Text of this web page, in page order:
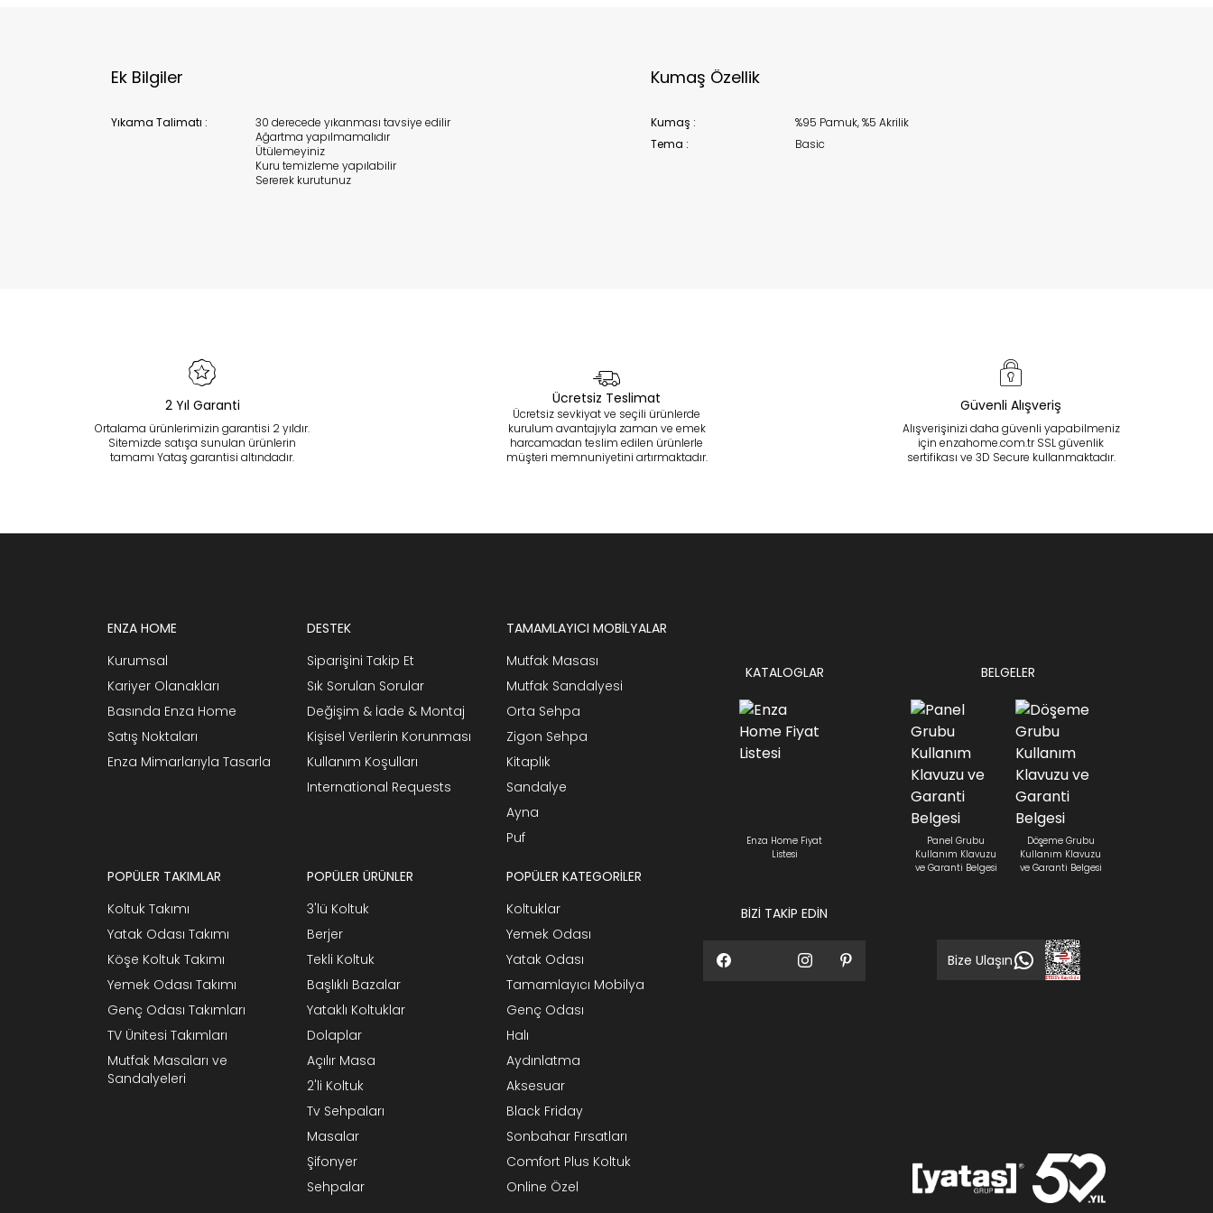
Ek Bilgiler
Yıkama Talimatı :
30 derecede yıkanması tavsiye edilir
Ağartma yapılmamalıdır
Ütülemeyiniz
Kuru temizleme yapılabilir
Sererek kurutunuz
Kumaş Özellik
Kumaş :
%95 Pamuk, %5 Akrilik
Tema :
Basic
2 Yıl Garanti
Ortalama ürünlerimizin garantisi 2 yıldır.
Sitemizde satışa sunulan ürünlerin
tamamı Yataş garantisi altındadır.
Ücretsiz Teslimat
Ücretsiz sevkiyat ve seçili ürünlerde
kurulum avantajıyla zaman ve emek
harcamadan teslim edilen ürünlerle
müşteri memnuniyetini artırmaktadır.
Güvenli Alışveriş
Alışverişinizi daha güvenli yapabilmeniz
için enzahome.com.tr SSL güvenlik
sertifikası ve 3D Secure kullanmaktadır.
ENZA HOME
Kurumsal
Kariyer Olanakları
Basında Enza Home
Satış Noktaları
Enza Mimarlarıyla Tasarla
DESTEK
Siparişini Takip Et
Sık Sorulan Sorular
Değişim & İade & Montaj
Kişisel Verilerin Korunması
Kullanım Koşulları
International Requests
TAMAMLAYICI MOBİLYALAR
Mutfak Masası
Mutfak Sandalyesi
Orta Sehpa
Zigon Sehpa
Kitaplık
Sandalye
Ayna
Puf
POPÜLER TAKIMLAR
Koltuk Takımı
Yatak Odası Takımı
Köşe Koltuk Takımı
Yemek Odası Takımı
Genç Odası Takımları
TV Ünitesi Takımları
Mutfak Masaları ve
Sandalyeleri
POPÜLER ÜRÜNLER
3'lü Koltuk
Berjer
Tekli Koltuk
Başlıklı Bazalar
Yataklı Koltuklar
Dolaplar
Açılır Masa
2'li Koltuk
Tv Sehpaları
Masalar
Şifonyer
Sehpalar
POPÜLER KATEGORİLER
Koltuklar
Yemek Odası
Yatak Odası
Tamamlayıcı Mobilya
Genç Odası
Halı
Aydınlatma
Aksesuar
Black Friday
Sonbahar Fırsatları
Comfort Plus Koltuk
Online Özel
KATALOGLAR
Enza Home Fiyat
Listesi
BİZİ TAKİP EDİN
BELGELER
Panel Grubu
Kullanım Klavuzu
ve Garanti Belgesi
Döşeme Grubu
Kullanım Klavuzu
ve Garanti Belgesi
Bize Ulaşın